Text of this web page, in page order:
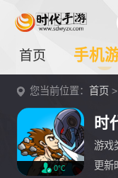
首页 手机
您当前位置：首页
0℃
时
游戏
更新